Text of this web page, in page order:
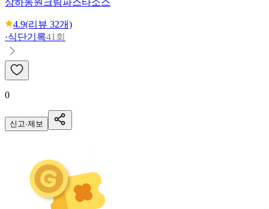
4.9(리뷰 32개)
·식단기록41회
0
신고·제보